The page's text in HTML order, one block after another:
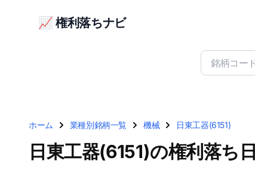
📈 権利落ちナビ
ホーム 業種別銘柄一覧 機械 日東工器(6151)
日東工器(6151)の権利落ち